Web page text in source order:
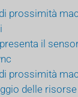
prossimità
il
prossimità
delle